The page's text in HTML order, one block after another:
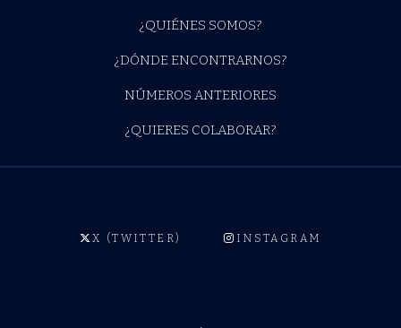
¿QUIÉNES SOMOS?
¿DÓNDE ENCONTRARNOS?
NÚMEROS ANTERIORES
¿QUIERES COLABORAR?
X (TWITTER) INSTAGRAM